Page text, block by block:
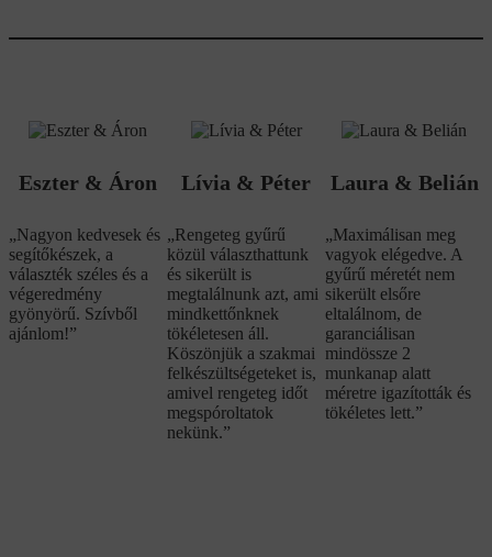
Eszter & Áron
„Nagyon kedvesek és
segítőkészek, a
választék széles és a
végeredmény
gyönyörű. Szívből
ajánlom!”
Lívia & Péter
„Rengeteg gyűrű
közül választhattunk
és sikerült is
megtalálnunk azt, ami
mindkettőnknek
tökéletesen áll.
Köszönjük a szakmai
felkészültségeteket is,
amivel rengeteg időt
megspóroltatok
nekünk.”
Laura & Belián
„Maximálisan meg
vagyok elégedve. A
gyűrű méretét nem
sikerült elsőre
eltalálnom, de
garanciálisan
mindössze 2
munkanap alatt
méretre igazították és
tökéletes lett.”